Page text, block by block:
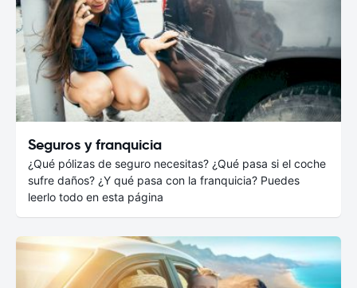
Seguros y franquicia
¿Qué pólizas de seguro necesitas? ¿Qué pasa si el coche
sufre daños? ¿Y qué pasa con la franquicia? Puedes
leerlo todo en esta página